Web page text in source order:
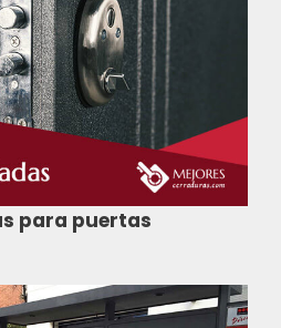
para puertas